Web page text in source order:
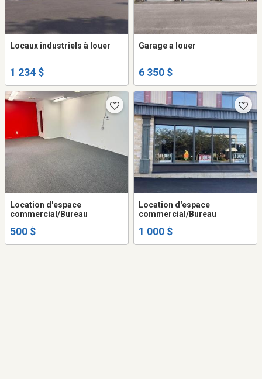
Locaux industriels à louer
1 234 $
Garage a louer
6 350 $
Location d'espace
commercial/Bureau
500 $
Location d'espace
commercial/Bureau
1 000 $